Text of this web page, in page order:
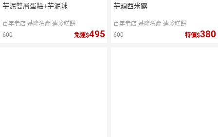
芋泥雙層蛋糕+芋泥球
百年老店 基隆名產 連珍糕餅
600
免運 495
芋頭西米露
百年老店 基隆名產 連珍糕餅
600
特價 380